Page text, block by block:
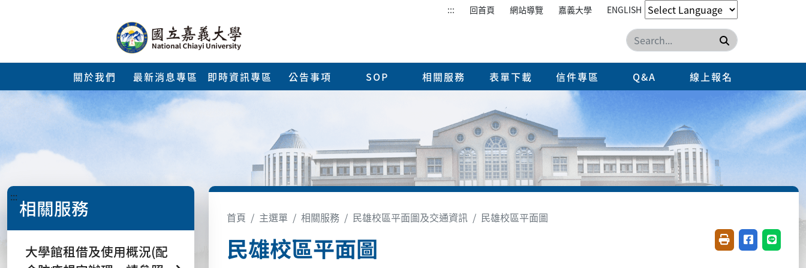
::: 回首頁 網站導覽 嘉義大學 ENGLISH
搜尋
關於我們 最新消息專區 即時資訊專區 公告事項 SOP 相關服務 表單下載 信件專區 Q&A 線上報名
::: 相關服務
大學館租借及使用概況(配
首頁 主選單 相關服務 民雄校區平面圖及交通資訊 民雄校區平面圖
民雄校區平面圖 友善列印(開新視窗)
分享至臉書(
分享至